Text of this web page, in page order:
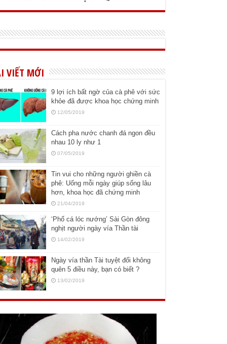
VIẾT MỚI
9 lợi ích bất ngờ của cà phê với sức
khỏe đã được khoa học chứng minh
12/05/2019
Cách pha nước chanh đá ngon đều
nhau 10 ly như 1
07/05/2019
Tin vui cho những người ghiền cà
phê: Uống mỗi ngày giúp sống lâu
hơn, khoa học đã chứng minh
21/04/2019
‘Phố cá lóc nướng’ Sài Gòn đông
nghịt người ngày vía Thần tài
14/02/2019
Ngày vía thần Tài tuyệt đối không
quên 5 điều này, bạn có biết ?
13/02/2019